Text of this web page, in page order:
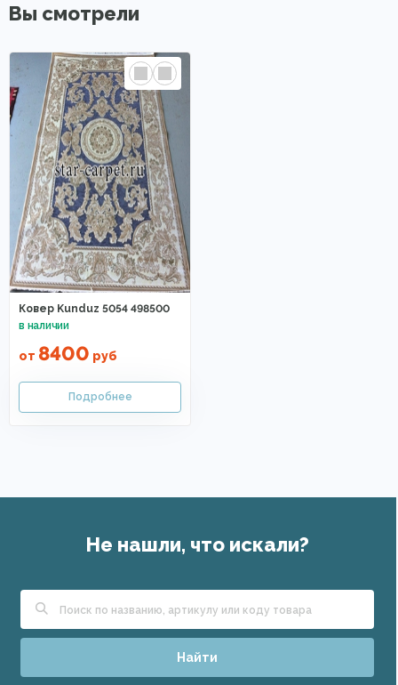
Вы смотрели
Ковер Kunduz 5054 498500
от 8400 руб
Не нашли, что искали?
Найти